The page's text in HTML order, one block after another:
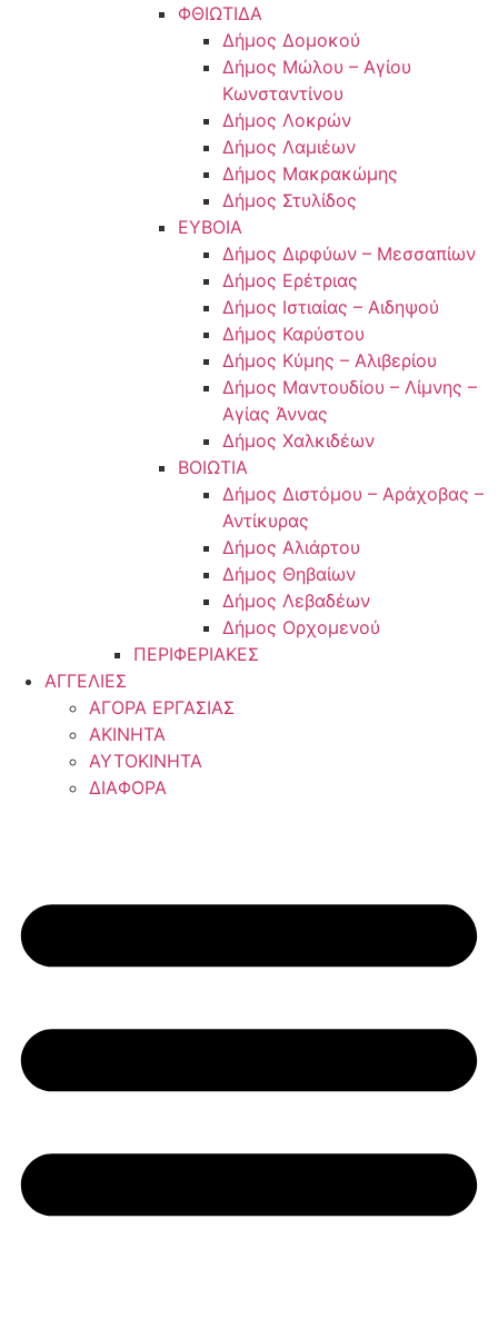
ΦΘΙΩΤΙΔΑ
Δήμος Δομοκού
Δήμος Μώλου – Αγίου
Κωνσταντίνου
Δήμος Λοκρών
Δήμος Λαμιέων
Δήμος Μακρακώμης
Δήμος Στυλίδος
ΕΥΒΟΙΑ
Δήμος Διρφύων – Μεσσαπίων
Δήμος Ερέτριας
Δήμος Ιστιαίας – Αιδηψού
Δήμος Καρύστου
Δήμος Κύμης – Αλιβερίου
Δήμος Μαντουδίου – Λίμνης –
Αγίας Άννας
Δήμος Χαλκιδέων
ΒΟΙΩΤΙΑ
Δήμος Διστόμου – Αράχοβας –
Αντίκυρας
Δήμος Αλιάρτου
Δήμος Θηβαίων
Δήμος Λεβαδέων
Δήμος Ορχομενού
ΠΕΡΙΦΕΡΙΑΚΕΣ
ΑΓΓΕΛΙΕΣ
ΑΓΟΡΑ ΕΡΓΑΣΙΑΣ
ΑΚΙΝΗΤΑ
ΑΥΤΟΚΙΝΗΤΑ
ΔΙΑΦΟΡΑ